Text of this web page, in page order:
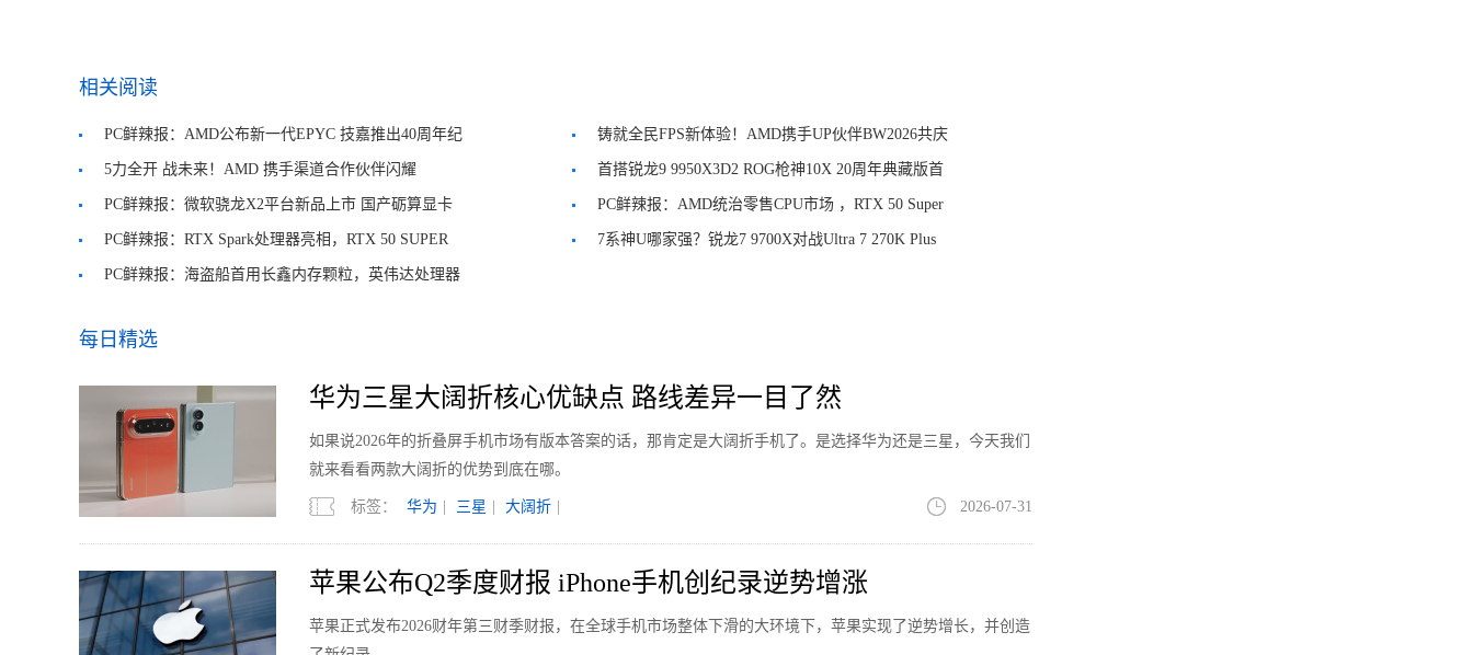
相关阅读
PC鲜辣报：AMD公布新一代EPYC 技嘉推出40周年纪
念板卡
铸就全民FPS新体验！AMD携手UP伙伴BW2026共庆
千帧电竞3.0
5力全开 战未来！AMD 携手渠道合作伙伴闪耀
BW2026
首搭锐龙9 9950X3D2 ROG枪神10X 20周年典藏版首
秀BW2026
PC鲜辣报：微软骁龙X2平台新品上市 国产砺算显卡
发售
PC鲜辣报：AMD统治零售CPU市场 ，RTX 50 Super
规格曝光
PC鲜辣报：RTX Spark处理器亮相，RTX 50 SUPER
系列重启
7系神U哪家强？锐龙7 9700X对战Ultra 7 270K Plus
PC鲜辣报：海盗船首用长鑫内存颗粒，英伟达处理器
每日精选
华为三星大阔折核心优缺点 路线差异一目了然
如果说2026年的折叠屏手机市场有版本答案的话，那肯定是大阔折手机了。是选择华为还是三星，今天我们
就来看看两款大阔折的优势到底在哪。
标签： 华为 三星 大阔折 2026-07-31
苹果公布Q2季度财报 iPhone手机创纪录逆势增涨
苹果正式发布2026财年第三财季财报，在全球手机市场整体下滑的大环境下，苹果实现了逆势增长，并创造